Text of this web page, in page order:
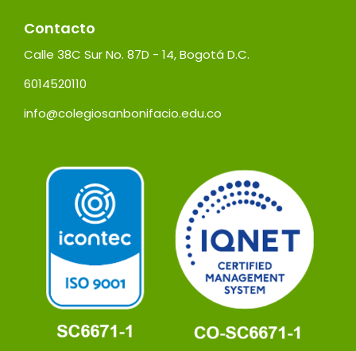
Contacto
Calle 38C Sur No. 87D - 14, Bogotá D.C.
6014520110
info@colegiosanbonifacio.edu.co